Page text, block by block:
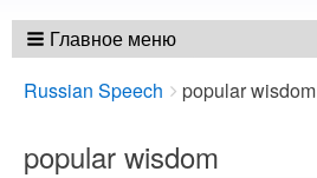
Главное меню
Breadcrumbs
You
here:
Russian Speech popular wisdom
popular wisdom